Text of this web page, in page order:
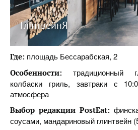
ГлінтвейнЯ
Где: площадь Бессарабская, 2
Особенности: традиционный
колбаски гриль, завтраки с
атмосфера
Выбор редакции PostEat:
соусами, мандариновый глинтвейн